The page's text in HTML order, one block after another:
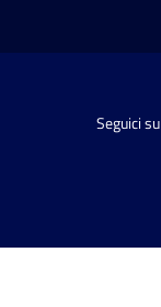
Seguici su